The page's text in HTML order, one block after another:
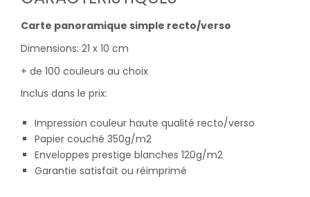
Carte panoramique simple recto/verso
Dimensions: 21 x 10 cm
+ de 100 couleurs au choix
Inclus dans le prix:
Impression couleur haute qualité recto/verso
Papier couché 350g/m2
Enveloppes prestige blanches 120g/m2
Garantie satisfait ou réimprimé